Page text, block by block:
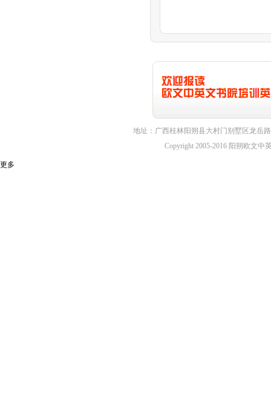
地址：广西桂林阳朔县大村门别墅区龙岳
Copyright 2005-2016 阳朔欧文
更多